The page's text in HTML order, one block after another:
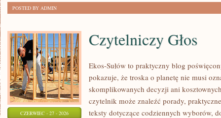
POSTED BY ADMIN
CZERWIEC - 27 - 2026
Czytelniczy Głos
Ekos-Sułów to praktyczny blog
pokazuje, że troska o planetę nie musi
skomplikowanych decyzji ani
czytelnik może znaleźć porady,
teksty dotyczące codziennych wyborów,